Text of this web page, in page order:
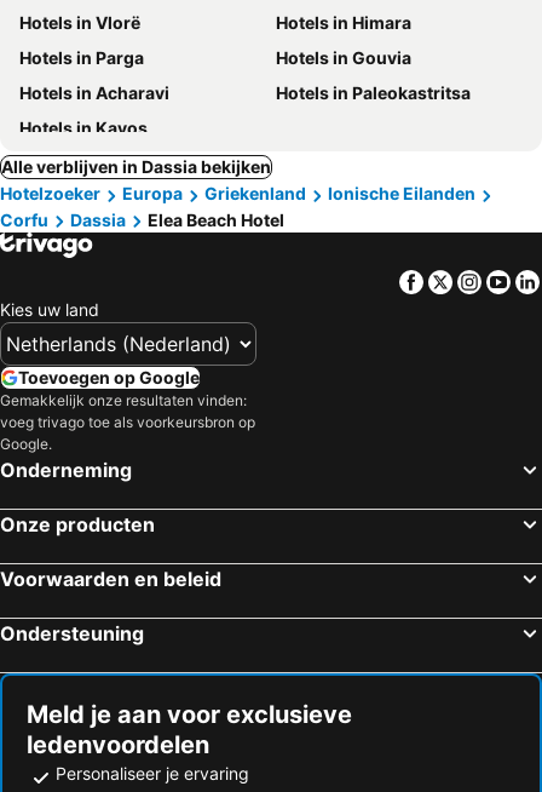
Hotels in Vlorë
Hotels in Himara
Hotels in Parga
Hotels in Gouvia
Hotels in Acharavi
Hotels in Paleokastritsa
Hotels in Kavos
Alle verblijven in Dassia bekijken
Hotelzoeker
Europa Griekenland
Ionische Eilanden
Corfu
Dassia Elea Beach Hotel
Facebook
Twitter
Kies uw land
Toevoegen op Google
Gemakkelijk onze resultaten vinden:
voeg trivago toe als voorkeursbron op
Google.
Onderneming
Onze producten
Voorwaarden en beleid
Ondersteuning
Meld je aan voor exclusieve
ledenvoordelen
Personaliseer je ervaring